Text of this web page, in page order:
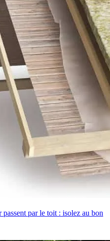
passent par le toit : isolez au bon